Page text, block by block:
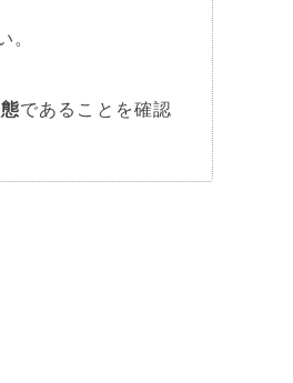
。
であることを確認